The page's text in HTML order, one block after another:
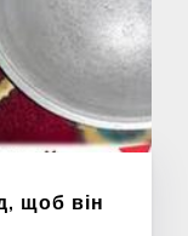
щоб він